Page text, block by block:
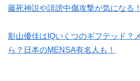
藤死神説や誹謗中傷攻撃が気になる！
影山優佳はIQいくつのギフテッド？
ら？日本のMENSA有名人も！